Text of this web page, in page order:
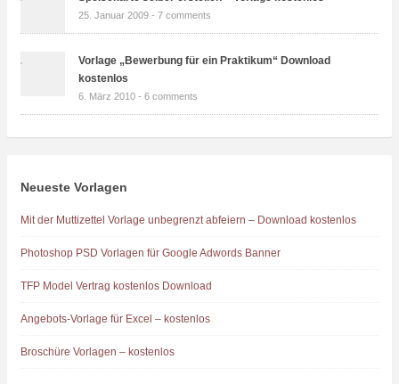
25. Januar 2009 - 7 comments
Vorlage „Bewerbung für ein Praktikum“ Download
kostenlos
6. März 2010 - 6 comments
Neueste Vorlagen
Mit der Muttizettel Vorlage unbegrenzt abfeiern – Download kostenlos
Photoshop PSD Vorlagen für Google Adwords Banner
TFP Model Vertrag kostenlos Download
Angebots-Vorlage für Excel – kostenlos
Broschüre Vorlagen – kostenlos